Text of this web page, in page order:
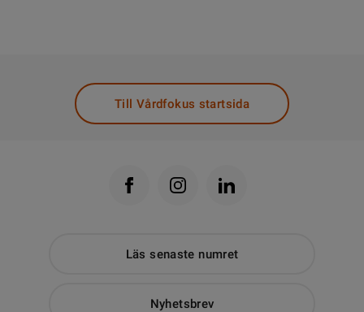
Till Vårdfokus startsida
Läs senaste numret
Nyhetsbrev